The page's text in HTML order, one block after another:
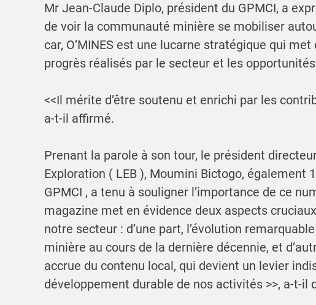
Mr Jean-Claude Diplo, président du GPMCI, a
de voir la communauté minière se mobiliser
car, O’MINES est une lucarne stratégique qui
progrès réalisés par le secteur et les
<<Il mérite d’être soutenu et enrichi par les
a-t-il affirmé.
Prenant la parole à son tour, le président
Exploration ( LEB ), Moumini Bictogo, également
GPMCI , a tenu à souligner l’importance de ce
magazine met en évidence deux aspects
notre secteur : d’une part, l’évolution
minière au cours de la dernière décennie, et
accrue du contenu local, qui devient un levier
développement durable de nos activités >>, a-t-il